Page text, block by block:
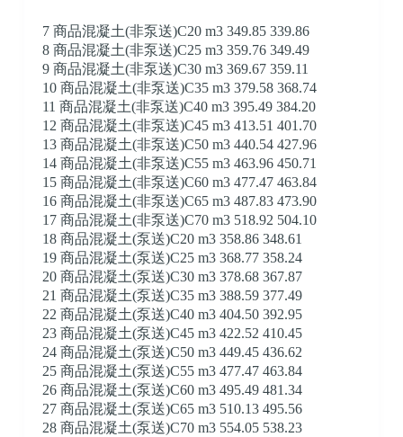
7 商品混凝土(非泵送)C20 m3 349.85 339.86
8 商品混凝土(非泵送)C25 m3 359.76 349.49
9 商品混凝土(非泵送)C30 m3 369.67 359.11
10 商品混凝土(非泵送)C35 m3 379.58 368.74
11 商品混凝土(非泵送)C40 m3 395.49 384.20
12 商品混凝土(非泵送)C45 m3 413.51 401.70
13 商品混凝土(非泵送)C50 m3 440.54 427.96
14 商品混凝土(非泵送)C55 m3 463.96 450.71
15 商品混凝土(非泵送)C60 m3 477.47 463.84
16 商品混凝土(非泵送)C65 m3 487.83 473.90
17 商品混凝土(非泵送)C70 m3 518.92 504.10
18 商品混凝土(泵送)C20 m3 358.86 348.61
19 商品混凝土(泵送)C25 m3 368.77 358.24
20 商品混凝土(泵送)C30 m3 378.68 367.87
21 商品混凝土(泵送)C35 m3 388.59 377.49
22 商品混凝土(泵送)C40 m3 404.50 392.95
23 商品混凝土(泵送)C45 m3 422.52 410.45
24 商品混凝土(泵送)C50 m3 449.45 436.62
25 商品混凝土(泵送)C55 m3 477.47 463.84
26 商品混凝土(泵送)C60 m3 495.49 481.34
27 商品混凝土(泵送)C65 m3 510.13 495.56
28 商品混凝土(泵送)C70 m3 554.05 538.23